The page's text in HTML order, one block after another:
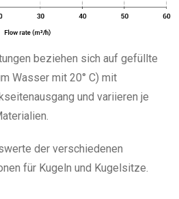
beziehen sich auf gefüllte
Wasser mit 20° C) mit
und variieren je
der verschiedenen
für Kugeln und Kugelsitze.